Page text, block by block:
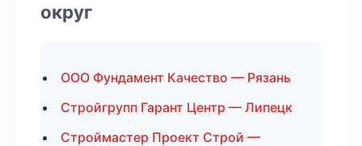
округ
ООО Фундамент Качество — Рязань
Стройгрупп Гарант Центр — Липецк
Строймастер Проект Строй —